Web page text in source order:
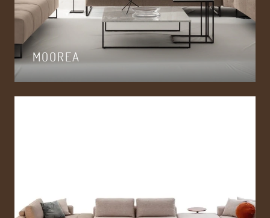
MOOREA